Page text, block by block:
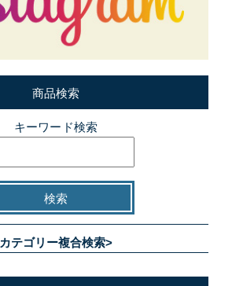
商品検索
キーワード検索
カテゴリー複合検索>